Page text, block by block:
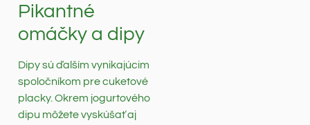
Pikantné
omáčky a dipy
Dipy sú ďalším vynikajúcim
spoločníkom pre cuketové
placky. Okrem jogurtového
dipu môžete vyskúšať aj